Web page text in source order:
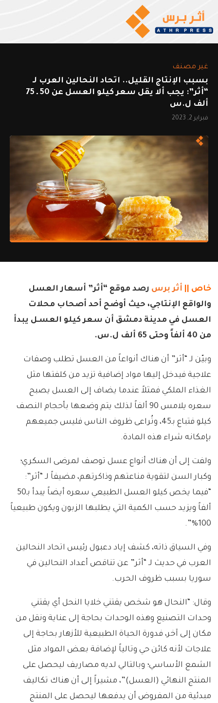
غير مصنف
بسبب الإنتاج القليل.. اتحاد النحالين العرب لـ
“أثر”: يجب ألا يقل سعر كيلو العسل عن 50 ـ 75
ألف ل.س
فبراير 2, 2023
خاص || أثر برس رصد موقع “أثر” أسعار العسل
والواقع الإنتاجي، حيث أوضح أحد أصحاب محلات
العسل في مدينة دمشق أن سعر كيلو العسـل يبدأ
من 40 ألفاً وحتى 65 ألف ل.س.
وبيّن لـ “أثر” أن هناك أنواعاً من العسل تطلب وصفات
علاجية فيدخل إليها مواد إضافية تزيد من كلفتها مثل
الغذاء الملكي فمثلاً عندما يضاف إلى العسل يصبح
سعره يلامس 90 ألفاً لذلك يتم وضعها بأحجام النصف
كيلو فتباع بـ45، وتُراعى ظروف الناس فليس جميعهم
بإمكانه شراء هذه المادة.
ولفت إلى أن هناك أنواع عسل توصف لمرضى السكري؛
وكبار السن لتقوية مناعتهم وذاكرتهم، مضيفاً لـ “أثر”:
“فيما يخص كيلو العسل الطبيعي سعره أيضاً يبدأ بـ50
ألفاً ويزيد حسب الكمية التي يطلبها الزبون ويكون طبيعياً
100%”.
وفي السياق ذاته، كشف إياد دعبول رئيس اتحاد النحالين
العرب في حديث لـ “أثر” عن تناقص أعداد النحالين في
سوريا بسبب ظروف الحرب.
وقال: “النحال هو شخص يقتني خلايا النحل أي يقتني
وحدات التصنيع وهذه الوحدات بحاجة إلى عناية ونقل من
مكان إلى آخر، فدورة الحياة الطبيعية للأزهار بحاجة إلى
علاجات لأنه كائن حي وتالياً لإضافة بعض المواد مثل
الشمع الأساسي؛ وبالتالي لديه مصاريف ليحصل على
المنتج النهائي (العسل)”، مشيراً إلى أن هناك تكاليف
مبدئية من المفروض أن يدفعها ليحصل على المنتج